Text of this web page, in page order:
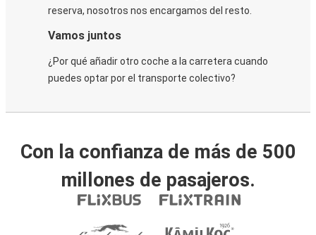
reserva, nosotros nos encargamos del resto.
Vamos juntos
¿Por qué añadir otro coche a la carretera cuando
puedes optar por el transporte colectivo?
Con la confianza de más de 500
millones de pasajeros.